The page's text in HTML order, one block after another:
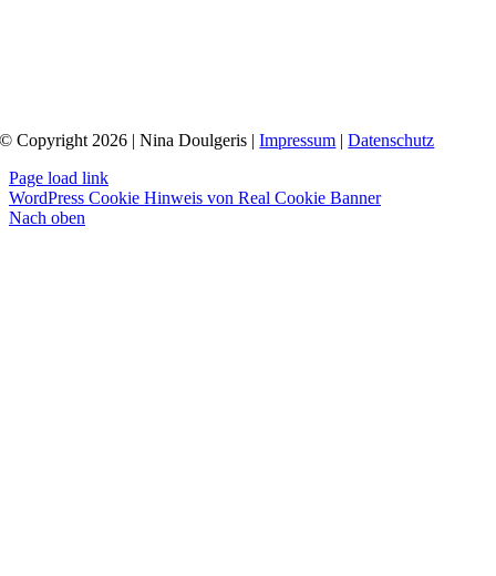
© Copyright 2026 | Nina Doulgeris |Impressum |Datenschutz
Page load link
WordPress Cookie Hinweis von Real Cookie Banner
Nach oben